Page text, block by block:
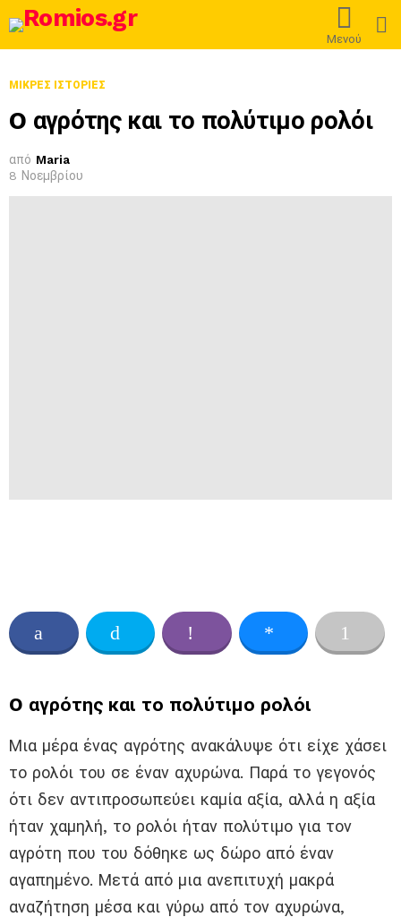
Μενού
ΜΙΚΡΈΣ ΙΣΤΟΡΊΕΣ
O αγρότης και το πολύτιμο ρολόι
από Maria
8 Νοεμβρίου
O αγρότης και το πολύτιμο ρολόι
Μια μέρα ένας αγρότης ανακάλυψε ότι είχε χάσει
το ρολόι του σε έναν αχυρώνα. Παρά το γεγονός
ότι δεν αντιπροσωπεύει καμία αξία, αλλά η αξία
ήταν χαμηλή, το ρολόι ήταν πολύτιμο για τον
αγρότη που του δόθηκε ως δώρο από έναν
αγαπημένο. Μετά από μια ανεπιτυχή μακρά
αναζήτηση μέσα και γύρω από τον αχυρώνα,